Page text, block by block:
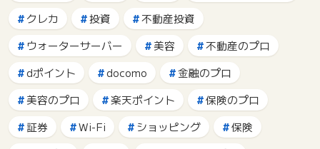
クレカ
投資
不動産投資
ウォーターサーバー
美容
不動産のプロ
dポイント
docomo
金融のプロ
美容のプロ
楽天ポイント
保険のプロ
証券
Wi-Fi ショッピング
保険